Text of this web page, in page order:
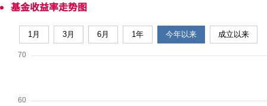
基金收益率走势图
1月 3月 6月 1年 今年以来 成立以来